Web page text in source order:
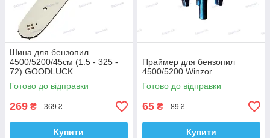
Шина для бензопил
4500/5200/45см (1.5 - 325 -
72) GOODLUCK
Готово до відправки
269 ₴ 369 ₴
Купити
Праймер для бензопил
4500/5200 Winzor
Готово до відправки
65 ₴ 89 ₴
Купити